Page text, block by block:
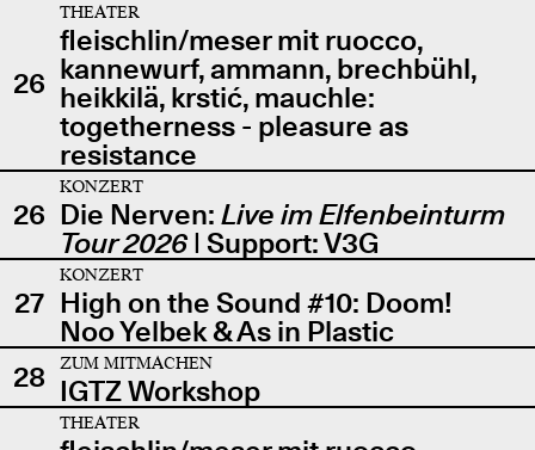
26
THEATER
fleischlin/meser mit ruocco,
kannewurf, ammann, brechbühl,
heikkilä, krstić, mauchle:
togetherness - pleasure as
resistance
26
KONZERT
Die Nerven: Live im Elfenbeinturm
Tour 2026| Support: V3G
27
KONZERT
High on the Sound #10: Doom!
Noo Yelbek & As in Plastic
28
ZUM MITMACHEN
IGTZ Workshop
THEATER